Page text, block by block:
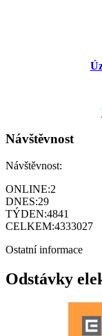
Návštěvnost
Návštěvnost:
ONLINE:2
DNES:29
TÝDEN:4841
CELKEM:4333027
Ostatní informace
Odstávky